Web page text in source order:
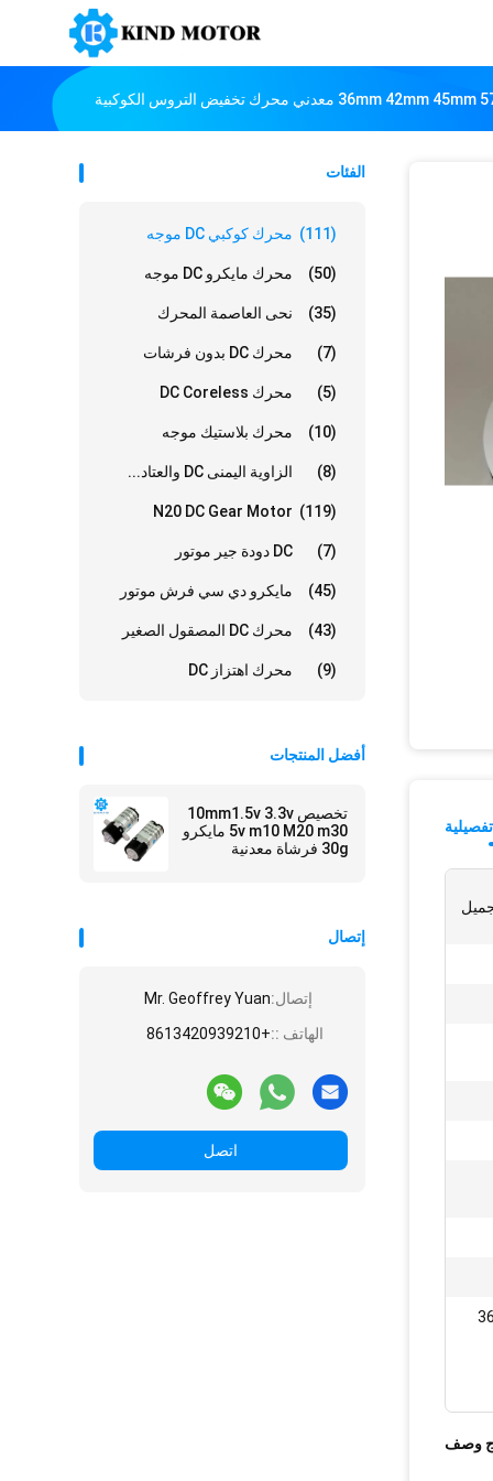
الفئات
محرك كوكبي DC موجه (111)
محرك مايكرو DC موجه (50)
نحى العاصمة المحرك (35)
محرك DC بدون فرشات (7)
محرك DC Coreless (5)
محرك بلاستيك موجه (10)
الزاوية اليمنى DC والعتاد... (8)
N20 DC Gear Motor (119)
DC دودة جير موتور (7)
مايكرو دي سي فرش موتور (45)
محرك DC المصقول الصغير (43)
محرك اهتزاز DC (9)
أفضل المنتجات
تخصيص 10mm1.5v 3.3v
5v m10 M20 m30 مايكرو
30g فرشاة معدنية
إتصال
إتصال:Mr. Geoffrey Yuan
الهاتف ::+8613420939210
اتصل
وصف